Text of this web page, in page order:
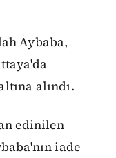
Aybaba,
alındı.
edinilen
iade